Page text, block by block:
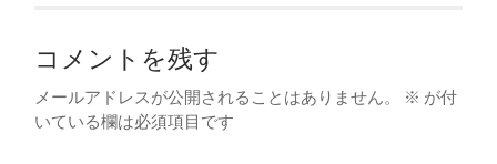
コメントを残す
メールアドレスが公開されることはありません。 ※ が付
いている欄は必須項目です